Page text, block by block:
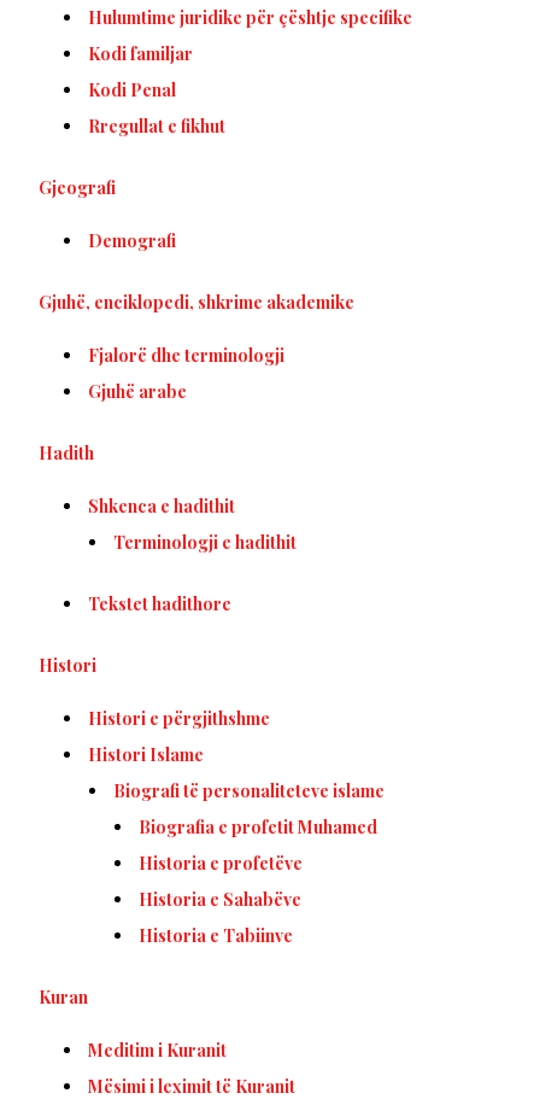
Hulumtime juridike për çështje specifike
Kodi familjar
Kodi Penal
Rregullat e fikhut
Gjeografi
Demografi
Gjuhë, enciklopedi, shkrime akademike
Fjalorë dhe terminologji
Gjuhë arabe
Hadith
Shkenca e hadithit
Terminologji e hadithit
Tekstet hadithore
Histori
Histori e përgjithshme
Histori Islame
Biografi të personaliteteve islame
Biografia e profetit Muhamed
Historia e profetëve
Historia e Sahabëve
Historia e Tabiinve
Kuran
Meditim i Kuranit
Mësimi i leximit të Kuranit